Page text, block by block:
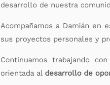
desarrollo de nuestra
Acompañamos a Damián en
sus proyectos personales y
Continuamos trabajando
orientada al desarrollo de